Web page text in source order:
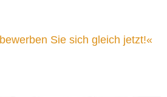
Sie sich gleich jetzt!